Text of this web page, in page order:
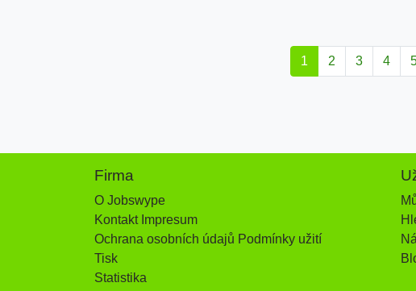
1 2 3 4
Firma
O Jobswype
Kontakt Impresum
Ochrana osobních údajů Podmínky užití
Tisk
Statistika